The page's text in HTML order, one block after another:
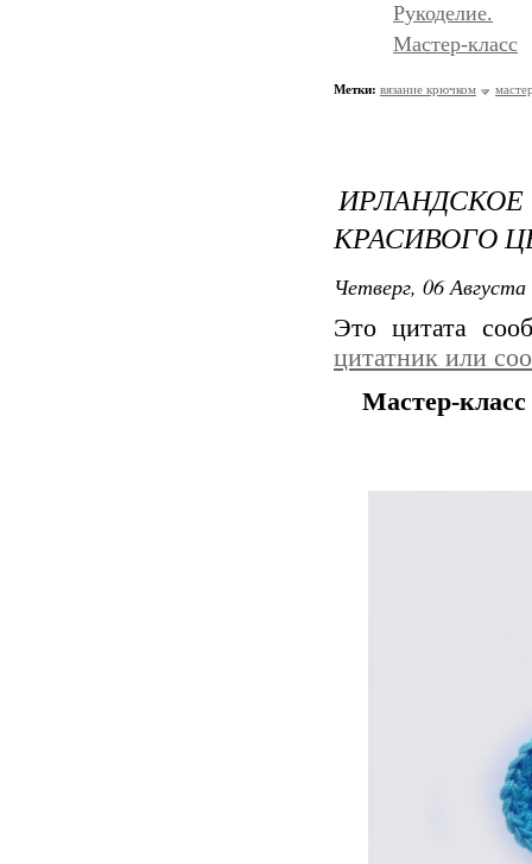
Рукоделие.
Мастер-класс
Метки: вязание крючком
КРАСИВОГО
Четверг, 06
Это цитата
цитатник или
Мастер-